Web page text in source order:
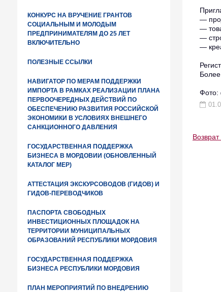
КОНКУРС НА ВРУЧЕНИЕ ГРАНТОВ
СОЦИАЛЬНЫМ И МОЛОДЫМ
ПРЕДПРИНИМАТЕЛЯМ ДО 25 ЛЕТ
ВКЛЮЧИТЕЛЬНО
ПОЛЕЗНЫЕ ССЫЛКИ
НАВИГАТОР ПО МЕРАМ ПОДДЕРЖКИ
ИМПОРТА В РАМКАХ РЕАЛИЗАЦИИ ПЛАНА
ПЕРВООЧЕРЕДНЫХ ДЕЙСТВИЙ ПО
ОБЕСПЕЧЕНИЮ РАЗВИТИЯ РОССИЙСКОЙ
ЭКОНОМИКИ В УСЛОВИЯХ ВНЕШНЕГО
САНКЦИОННОГО ДАВЛЕНИЯ
ГОСУДАРСТВЕННАЯ ПОДДЕРЖКА
БИЗНЕСА В МОРДОВИИ (ОБНОВЛЕННЫЙ
КАТАЛОГ МЕР)
АТТЕСТАЦИЯ ЭКСКУРСОВОДОВ (ГИДОВ) И
ГИДОВ-ПЕРЕВОДЧИКОВ
ПАСПОРТА СВОБОДНЫХ
ИНВЕСТИЦИОННЫХ ПЛОЩАДОК НА
ТЕРРИТОРИИ МУНИЦИПАЛЬНЫХ
ОБРАЗОВАНИЙ РЕСПУБЛИКИ МОРДОВИЯ
ГОСУДАРСТВЕННАЯ ПОДДЕРЖКА
БИЗНЕСА РЕСПУБЛИКИ МОРДОВИЯ
ПЛАН МЕРОПРИЯТИЙ ПО ВНЕДРЕНИЮ
—
—
—
—
Фото:
Возврат